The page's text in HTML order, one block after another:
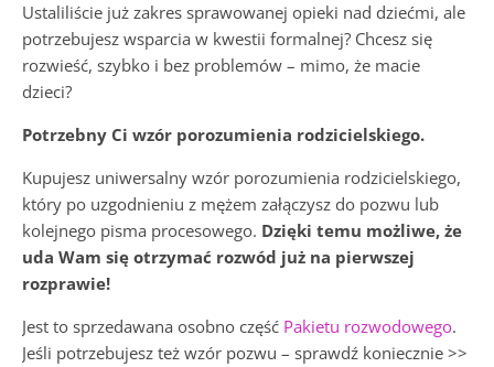
Ustaliliście już zakres sprawowanej opieki nad dziećmi, ale
potrzebujesz wsparcia w kwestii formalnej? Chcesz się
rozwieść, szybko i bez problemów – mimo, że macie
dzieci?
Potrzebny Ci wzór porozumienia rodzicielskiego.
Kupujesz uniwersalny wzór porozumienia rodzicielskiego,
który po uzgodnieniu z mężem załączysz do pozwu lub
kolejnego pisma procesowego. Dzięki temu możliwe, że
uda Wam się otrzymać rozwód już na pierwszej
rozprawie!
Jest to sprzedawana osobno część Pakietu rozwodowego.
Jeśli potrzebujesz też wzór pozwu – sprawdź koniecznie >>